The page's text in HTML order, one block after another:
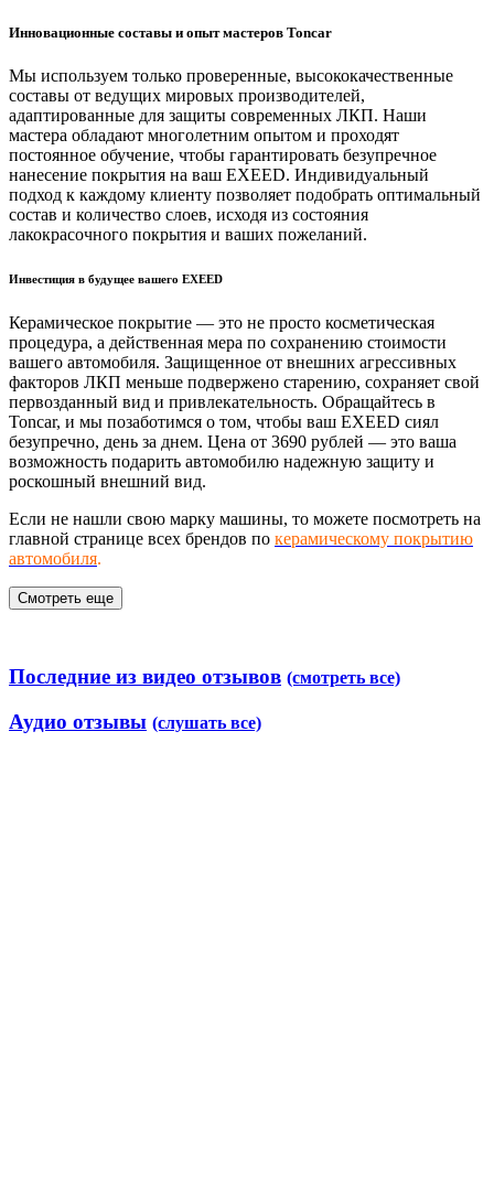
Инновационные составы и опыт мастеров Toncar
Мы используем только проверенные, высококачественные
составы от ведущих мировых производителей,
адаптированные для защиты современных ЛКП. Наши
мастера обладают многолетним опытом и проходят
постоянное обучение, чтобы гарантировать безупречное
нанесение покрытия на ваш EXEED. Индивидуальный
подход к каждому клиенту позволяет подобрать оптимальный
состав и количество слоев, исходя из состояния
лакокрасочного покрытия и ваших пожеланий.
Инвестиция в будущее вашего EXEED
Керамическое покрытие — это не просто косметическая
процедура, а действенная мера по сохранению стоимости
вашего автомобиля. Защищенное от внешних агрессивных
факторов ЛКП меньше подвержено старению, сохраняет свой
первозданный вид и привлекательность. Обращайтесь в
Toncar, и мы позаботимся о том, чтобы ваш EXEED сиял
безупречно, день за днем. Цена от 3690 рублей — это ваша
возможность подарить автомобилю надежную защиту и
роскошный внешний вид.
Если не нашли свою марку машины, то можете посмотреть на
главной странице всех брендов по керамическому покрытию
автомобиля.
Смотреть еще
Последние из видео отзывов (смотреть все)
Аудио отзывы (слушать все)